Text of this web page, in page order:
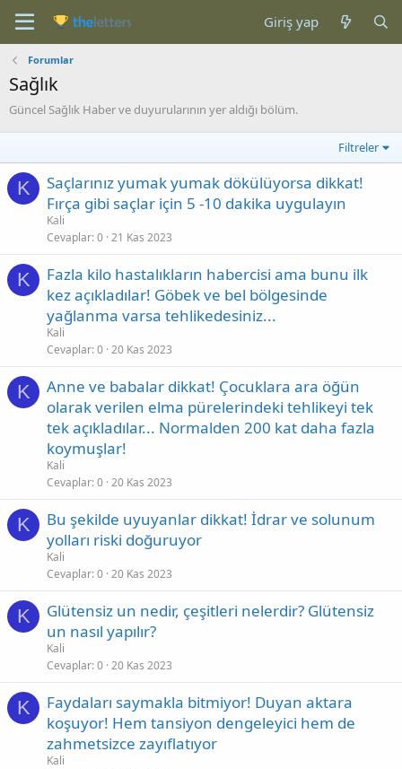
Giriş yap
Forumlar
Sağlık
Güncel Sağlık Haber ve duyurularının yer aldığı bölüm.
Filtreler
K
Saçlarınız yumak yumak dökülüyorsa dikkat!
Fırça gibi saçlar için 5 -10 dakika uygulayın
Kali
Cevaplar 0 21 Kas 2023
K
Fazla kilo hastalıkların habercisi ama bunu ilk
kez açıkladılar! Göbek ve bel bölgesinde
yağlanma varsa tehlikedesiniz...
Kali
Cevaplar 0 20 Kas 2023
K
Anne ve babalar dikkat! Çocuklara ara öğün
olarak verilen elma pürelerindeki tehlikeyi tek
tek açıkladılar... Normalden 200 kat daha fazla
koymuşlar!
Kali
Cevaplar 0 20 Kas 2023
K
Bu şekilde uyuyanlar dikkat! İdrar ve solunum
yolları riski doğuruyor
Kali
Cevaplar 0 20 Kas 2023
K
Glütensiz un nedir, çeşitleri nelerdir? Glütensiz
un nasıl yapılır?
Kali
Cevaplar 0 20 Kas 2023
K
Faydaları saymakla bitmiyor! Duyan aktara
koşuyor! Hem tansiyon dengeleyici hem de
zahmetsizce zayıflatıyor
Kali